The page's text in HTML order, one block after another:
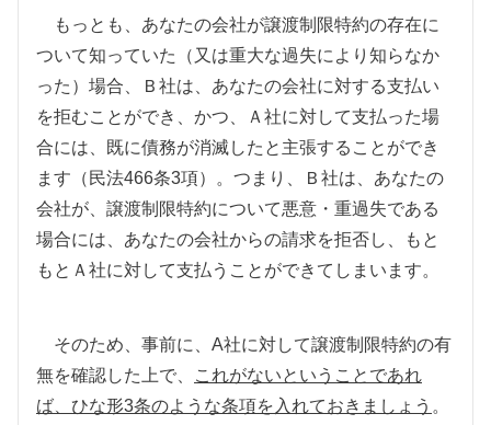
もっとも、あなたの会社が譲渡制限特約の存在に
ついて知っていた（又は重大な過失により知らなか
った）場合、Ｂ社は、あなたの会社に対する支払い
を拒むことができ、かつ、Ａ社に対して支払った場
合には、既に債務が消滅したと主張することができ
ます（民法466条3項）。つまり、Ｂ社は、あなたの
会社が、譲渡制限特約について悪意・重過失である
場合には、あなたの会社からの請求を拒否し、もと
もとＡ社に対して支払うことができてしまいます。
そのため、事前に、 A社に対して譲渡制限特約の有
無を確認した上で、
これがないということであれ
ば、ひな形3条のような条項を入れておきましょう 。